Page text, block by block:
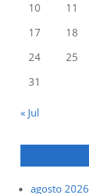
10
11
17
18
24
25
31
« Jul
agosto 2026